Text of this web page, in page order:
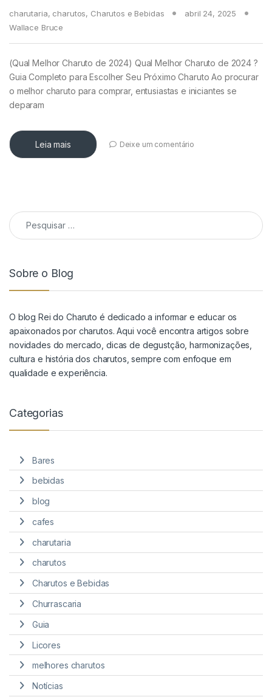
charutaria, charutos, Charutos e Bebidas
abril 24, 2025
Wallace Bruce
(Qual Melhor Charuto de 2024) Qual Melhor Charuto de 2024 ?
Guia Completo para Escolher Seu Próximo Charuto Ao procurar
o melhor charuto para comprar, entusiastas e iniciantes se
deparam
Leia mais Deixe um comentário
Pesquisar por:
Sobre o Blog
O blog Rei do Charuto é dedicado a informar e educar os
apaixonados por charutos. Aqui você encontra artigos sobre
novidades do mercado, dicas de degustção, harmonizações,
cultura e história dos charutos, sempre com enfoque em
qualidade e experiência.
Categorias
Bares
bebidas
blog
cafes
charutaria
charutos
Charutos e Bebidas
Churrascaria
Guia
Licores
melhores charutos
Notícias